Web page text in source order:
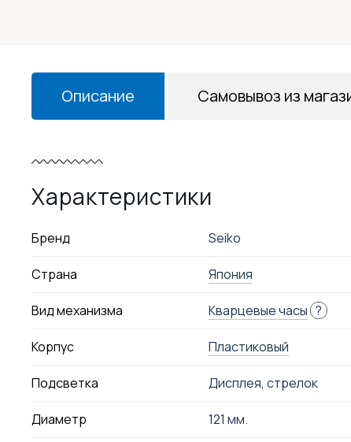
Описание
Характеристики
Бренд Seiko
Страна Япония
Вид механизма Кварцевые часы ?
Корпус Пластиковый
Подсветка Дисплея, стрелок
Диаметр 121 мм.
Самовывоз из